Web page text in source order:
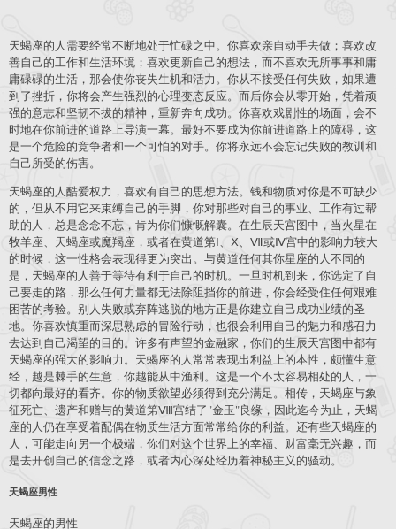
天蝎座的人需要经常不断地处于忙碌之中。你喜欢亲自动手去做；喜欢改
善自己的工作和生活环境；喜欢更新自己的想法，而不喜欢无所事事和庸
庸碌碌的生活，那会使你丧失生机和活力。你从不接受任何失败，如果遭
到了挫折，你将会产生强烈的心理变态反应。而后你会从零开始，凭着顽
强的意志和坚韧不拔的精神，重新奔向成功。你喜欢戏剧性的场面，会不
时地在你前进的道路上导演一幕。最好不要成为你前进道路上的障碍，这
是一个危险的竞争者和一个可怕的对手。你将永远不会忘记失败的教训和
自己所受的伤害。
天蝎座的人酷爱权力，喜欢有自己的思想方法。钱和物质对你是不可缺少
的，但从不用它来束缚自己的手脚，你对那些对自己的事业、工作有过帮
助的人，总是念念不忘，肯为你们慷慨解囊。在生辰天宫图中，当火星在
牧羊座、天蝎座或魔羯座，或者在黄道第Ⅰ、Ⅹ、Ⅶ或Ⅳ宫中的影响力较大
的时候，这一性格会表现得更为突出。与黄道任何其你星座的人不同的
是，天蝎座的人善于等待有利于自己的时机。一旦时机到来，你选定了自
己要走的路，那么任何力量都无法除阻挡你的前进，你会经受住任何艰难
困苦的考验。别人失败或弃阵逃脱的地方正是你建立自己成功业绩的圣
地。你喜欢慎重而深思熟虑的冒险行动，也很会利用自己的魅力和感召力
去达到自己渴望的目的。许多有声望的金融家，你们的生辰天宫图中都有
天蝎座的强大的影响力。天蝎座的人常常表现出利益上的本性，颇懂生意
经，越是棘手的生意，你越能从中渔利。这是一个不太容易相处的人，一
切都向最好的看齐。你的物质欲望必须得到充分满足。相传，天蝎座与象
征死亡、遗产和赠与的黄道第Ⅷ宫结了"金玉"良缘，因此迄今为止，天蝎
座的人仍在享受着配偶在物质生活方面常常给你的利益。还有些天蝎座的
人，可能走向另一个极端，你们对这个世界上的幸福、财富毫无兴趣，而
是去开创自己的信念之路，或者内心深处经历着神秘主义的骚动。
天蝎座男性
天蝎座的男性